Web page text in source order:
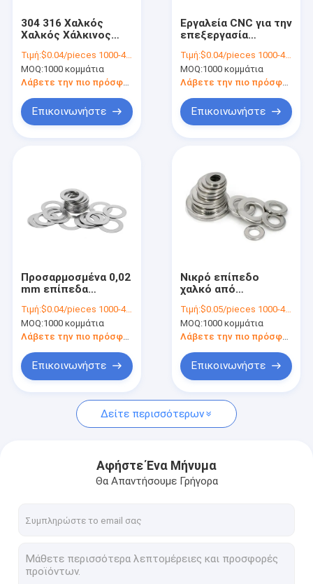
Βίντεο
Επικοινωνήστε μαζί μας
Ειδήσεις
Ζητήστε μια προσφορά
Τμήματα για το σφυρηλατημένο χάλυβα
Μέρη μεταλλουργίας σκονών
Μέρη επεξεργασίας CNC
304 316 Χαλκός
Χαλκός Χάλκινος
Ατσάλι
Τιμή:$0.04/pieces 1000-4999 pieces
MOQ:1000 κομμάτια
Λάβετε την πιο πρόσφατη τιμή
Επικοινωνήστε
Εργαλεία CNC για την
επεξεργασία
χαλκό, επίπεδα 300
σειράς από
ανοξείδωτο χάλυβα
Τιμή:$0.04/pieces 1000-4999 pieces
MOQ:1000 κομμάτια
Λάβετε την πιο πρόσφατη τιμή
Επικοινωνήστε
Προσαρμοσμένα 0,02
mm επίπεδα
ανοξείδωτου χάλυβα
αλουμίνιο επίπεδα
μανδύα
κίτρινο
Τιμή:$0.04/pieces 1000-4999 pieces
MOQ:1000 κομμάτια
Λάβετε την πιο πρόσφατη τιμή
Επικοινωνήστε
Νικρό επίπεδο
χαλκό από
SS 304 πλυντήριο
Plain Shims Custom
Τιμή:$0.05/pieces 1000-4999 pieces
MOQ:1000 κομμάτια
Λάβετε την πιο πρόσφατη τιμή
Επικοινωνήστε
Δείτε περισσότερων
Αφήστε Ένα Μήνυμα
Θα Απαντήσουμε Γρήγορα